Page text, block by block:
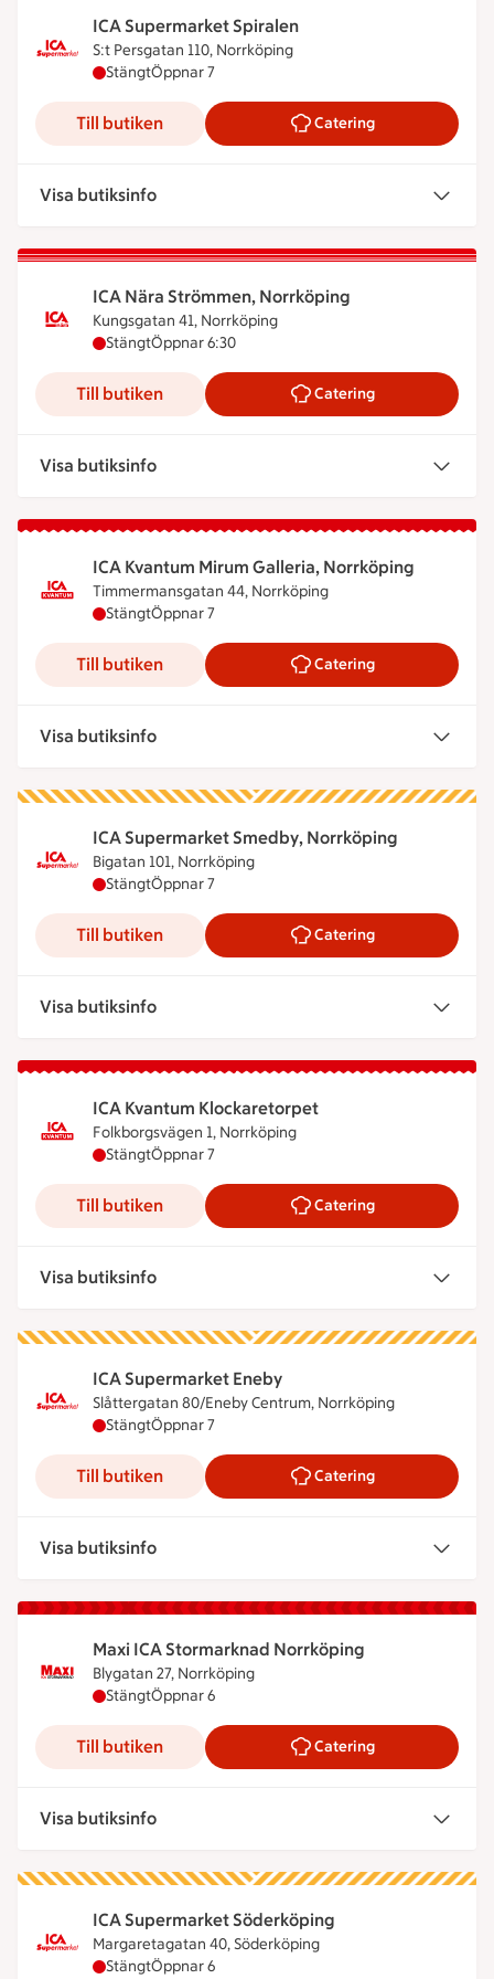
ICA Supermarket Spiralen
S:t Persgatan 110, Norrköping
ICA Supermarket Spiralen har stängt, öppnar
StängtÖppnar 7
Till butiken Catering
Visa butiksinfo
ICA Nära Strömmen, Norrköping
Kungsgatan 41, Norrköping
ICA Nära Strömmen, Norrköping har stängt,
StängtÖppnar 6:30
Till butiken Catering
Visa butiksinfo
ICA Kvantum Mirum Galleria, Norrköping
Timmermansgatan 44, Norrköping
ICA Kvantum Mirum Galleria, Norrköping har
StängtÖppnar 7
Till butiken Catering
Visa butiksinfo
ICA Supermarket Smedby, Norrköping
Bigatan 101, Norrköping
ICA Supermarket Smedby, Norrköping har
StängtÖppnar 7
Till butiken Catering
Visa butiksinfo
ICA Kvantum Klockaretorpet
Folkborgsvägen 1, Norrköping
ICA Kvantum Klockaretorpet har stängt, öppnar
StängtÖppnar 7
Till butiken Catering
Visa butiksinfo
ICA Supermarket Eneby
Slåttergatan 80/Eneby Centrum, Norrköping
ICA Supermarket Eneby har stängt, öppnar
StängtÖppnar 7
Till butiken Catering
Visa butiksinfo
Maxi ICA Stormarknad Norrköping
Blygatan 27, Norrköping
Maxi ICA Stormarknad Norrköping har stängt,
StängtÖppnar 6
Till butiken Catering
Visa butiksinfo
ICA Supermarket Söderköping
Margaretagatan 40, Söderköping
ICA Supermarket Söderköping har stängt, öppnar
StängtÖppnar 6